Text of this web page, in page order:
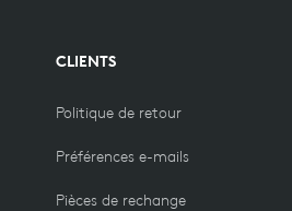
CLIENTS
Politique de retour
Préférences e-mails
Pièces de rechange